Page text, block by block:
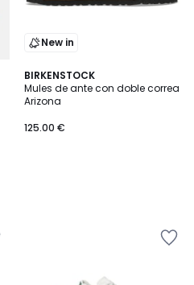
New in
BIRKENSTOCK
Mules de ante con doble correa
Arizona
125.00 €